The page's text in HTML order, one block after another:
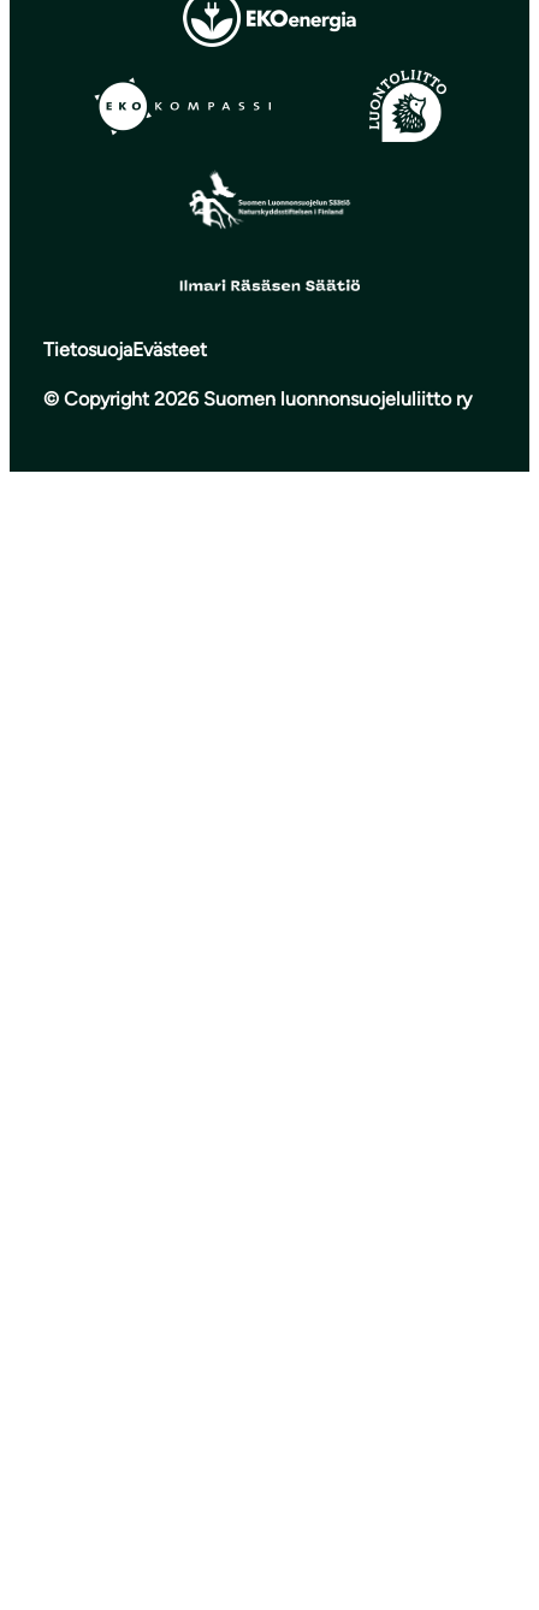
TietosuojaEvästeet
© Copyright 2026 Suomen luonnonsuojeluliitto ry